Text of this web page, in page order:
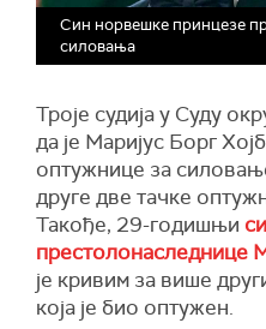
Син норвешке принцезе
силовања
Троје судија у Суду
да је Маријус Борг
оптужнице за
друге две тачке
Такође, 29-годишњи
престолонаследнице
је кривим за више
која је био оптужен.